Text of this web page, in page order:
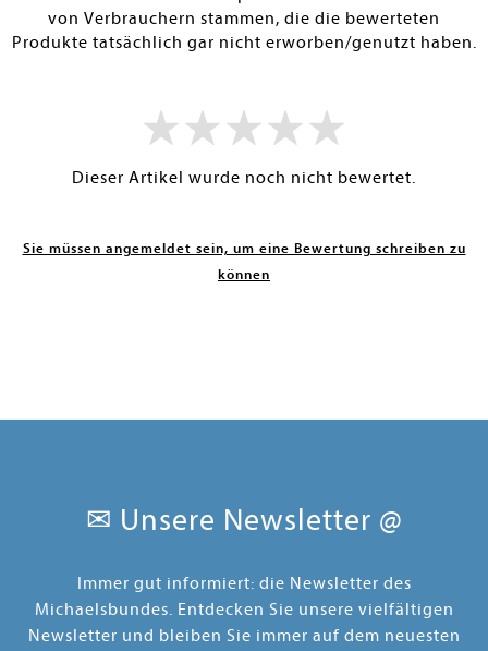
von Verbrauchern stammen, die die bewerteten
Produkte tatsächlich gar nicht erworben/genutzt haben.
Dieser Artikel wurde noch nicht bewertet.
Sie müssen angemeldet sein, um eine Bewertung schreiben zu
können
✉ Unsere Newsletter @
Immer gut informiert: die Newsletter des
Michaelsbundes. Entdecken Sie unsere vielfältigen
Newsletter und bleiben Sie immer auf dem neuesten